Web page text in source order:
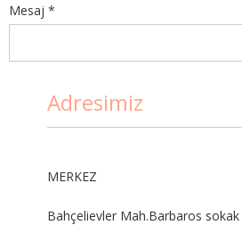
Mesaj *
Adresimiz
MERKEZ
Bahçelievler Mah.Barbaros